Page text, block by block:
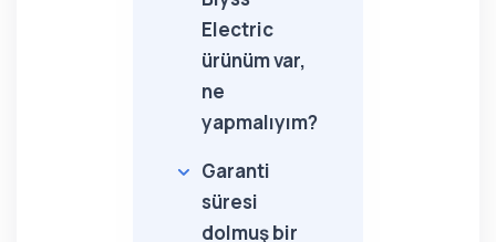
Electric
ürünüm var,
ne
yapmalıyım?
Garanti
süresi
dolmuş bir